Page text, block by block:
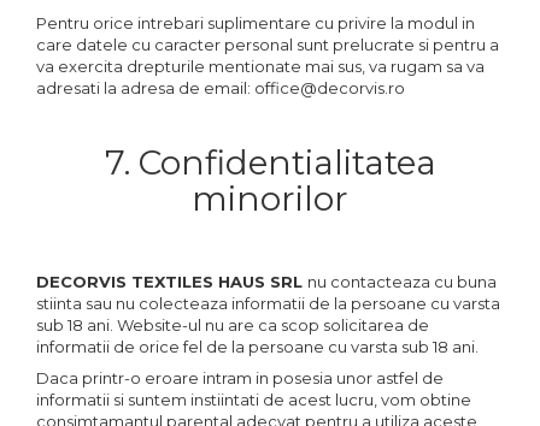
Pentru orice intrebari suplimentare cu privire la modul in
care datele cu caracter personal sunt prelucrate si pentru a
va exercita drepturile mentionate mai sus, va rugam sa va
adresati la adresa de email: office@decorvis.ro
7. Confidentialitatea
minorilor
DECORVIS TEXTILES HAUS SRL nu contacteaza cu buna
stiinta sau nu colecteaza informatii de la persoane cu varsta
sub 18 ani. Website-ul nu are ca scop solicitarea de
informatii de orice fel de la persoane cu varsta sub 18 ani.
Daca printr-o eroare intram in posesia unor astfel de
informatii si suntem instiintati de acest lucru, vom obtine
consimtamantul parental adecvat pentru a utiliza aceste